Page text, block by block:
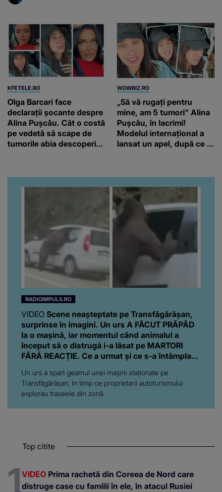
KFETELE.RO
Olga Barcari face
declarații șocante despre
Alina Pușcău. Cât o costă
pe vedetă să scape de
tumorile abia descoperite
fonduri.”
WOWBIZ.RO
„Să vă rugați pentru
mine, am 5 tumori” Alina
Pușcău, în lacrimi!
Modelul internațional a
lansat un apel, după ce a
RADIOIMPULS.RO
VIDEO Scene neașteptate pe Transfăgărășan,
surprinse în imagini. Un urs A FĂCUT PRĂPĂD
la o mașină, iar momentul când animalul a
început să o distrugă i-a lăsat pe MARTORI
FĂRĂ REACȚIE. Ce a urmat și ce s-a întâmplat
Un urs a spart geamul unei mașini staționate pe
Transfăgărășan, în timp ce proprietarii autoturismului
explorau traseele din zonă.
Top citite
VIDEO Prima rachetă din Coreea de Nord care
distruge case cu familii în ele, în atacul Rusiei